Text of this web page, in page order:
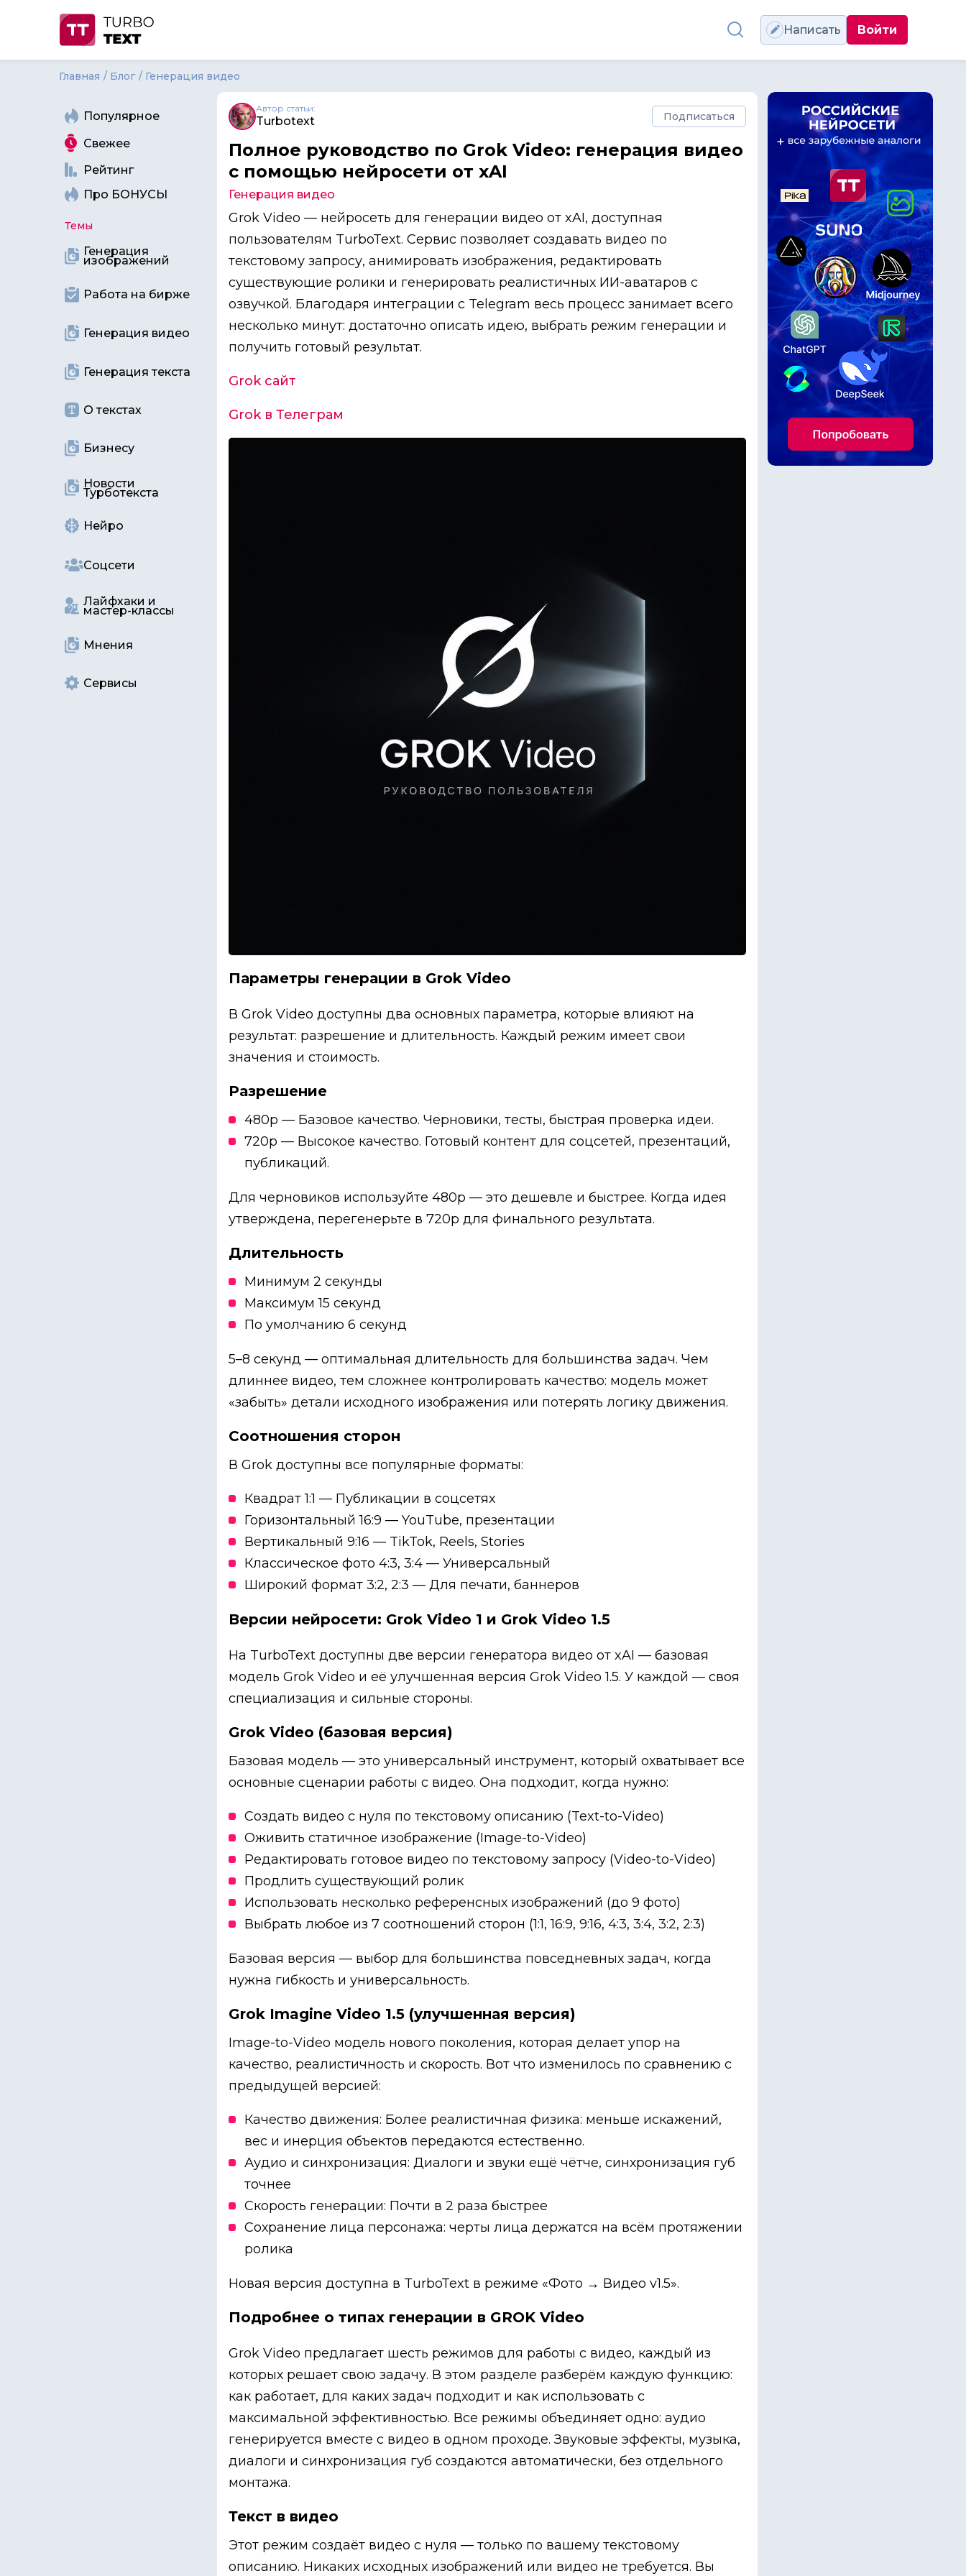
Написать Войти
Главная Блог Генерация видео
Популярное
Свежее
Рейтинг
Про БОНУСЫ
Темы
Генерация
изображений
Работа на бирже
Генерация видео
Генерация текста
О текстах
Бизнесу
Новости
Турботекста
Нейро
Соцсети
Лайфхаки и
мастер-классы
Мнения
Сервисы
Автор статьи:
Turbotext Подписаться
Полное руководство по Grok Video: генерация видео
с помощью нейросети от xAI
Генерация видео
Grok Video — нейросеть для генерации видео от xAI, доступная
пользователям TurboText. Сервис позволяет создавать видео по
текстовому запросу, анимировать изображения, редактировать
существующие ролики и генерировать реалистичных ИИ-аватаров с
озвучкой. Благодаря интеграции с Telegram весь процесс занимает всего
несколько минут: достаточно описать идею, выбрать режим генерации и
получить готовый результат.
Grok сайт
Grokв Телеграм
Параметры генерации в Grok Video
В Grok Video доступны два основных параметра, которые влияют на
результат: разрешение и длительность. Каждый режим имеет свои
значения и стоимость.
Разрешение
480p — Базовое качество. Черновики, тесты, быстрая проверка идеи.
720p — Высокое качество. Готовый контент для соцсетей, презентаций,
публикаций.
Для черновиков используйте 480p — это дешевле и быстрее. Когда идея
утверждена, перегенерьте в 720p для финального результата.
Длительность
Минимум 2 секунды
Максимум 15 секунд
По умолчанию 6 секунд
5–8 секунд — оптимальная длительность для большинства задач. Чем
длиннее видео, тем сложнее контролировать качество: модель может
«забыть» детали исходного изображения или потерять логику движения.
Соотношения сторон
В Grok доступны все популярные форматы:
Квадрат 1:1 — Публикации в соцсетях
Горизонтальный 16:9 — YouTube, презентации
Вертикальный 9:16 — TikTok, Reels, Stories
Классическое фото 4:3, 3:4 — Универсальный
Широкий формат 3:2, 2:3 — Для печати, баннеров
Версии нейросети: Grok Video 1 и Grok Video 1.5
На TurboText доступны две версии генератора видео от xAI — базовая
модель Grok Video и её улучшенная версия Grok Video 1.5. У каждой — своя
специализация и сильные стороны.
Grok Video (базовая версия)
Базовая модель — это универсальный инструмент, который охватывает все
основные сценарии работы с видео. Она подходит, когда нужно:
Создать видео с нуля по текстовому описанию (Text-to-Video)
Оживить статичное изображение (Image-to-Video)
Редактировать готовое видео по текстовому запросу (Video-to-Video)
Продлить существующий ролик
Использовать несколько референсных изображений (до 9 фото)
Выбрать любое из 7 соотношений сторон (1:1, 16:9, 9:16, 4:3, 3:4, 3:2, 2:3)
Базовая версия — выбор для большинства повседневных задач, когда
нужна гибкость и универсальность.
Grok Imagine Video 1.5 (улучшенная версия)
Image-to-Video модель нового поколения, которая делает упор на
качество, реалистичность и скорость. Вот что изменилось по сравнению с
предыдущей версией:
Качество движения: Более реалистичная физика: меньше искажений,
вес и инерция объектов передаются естественно.
Аудио и синхронизация: Диалоги и звуки ещё чётче, синхронизация губ
точнее
Скорость генерации: Почти в 2 раза быстрее
Сохранение лица персонажа: черты лица держатся на всём протяжении
ролика
Новая версия доступна в TurboText в режиме «Фото → Видео v1.5».
Подробнее о типах генерации в GROK Video
Grok Video предлагает шесть режимов для работы с видео, каждый из
которых решает свою задачу. В этом разделе разберём каждую функцию:
как работает, для каких задач подходит и как использовать с
максимальной эффективностью. Все режимы объединяет одно: аудио
генерируется вместе с видео в одном проходе. Звуковые эффекты, музыка,
диалоги и синхронизация губ создаются автоматически, без отдельного
монтажа.
Текст в видео
Этот режим создаёт видео с нуля — только по вашему текстовому
описанию. Никаких исходных изображений или видео не требуется. Вы